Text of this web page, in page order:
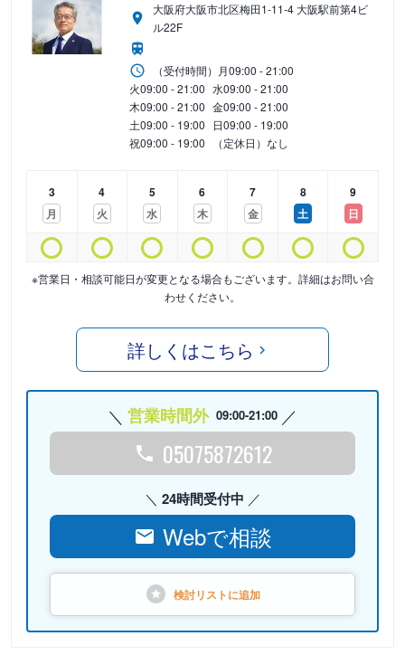
大阪府大阪市北区梅田1-11-4 大阪駅前第4ビ
ル22F
（受付時間） 月09:00 - 21:00
火09:00 - 21:00 水09:00 - 21:00
木09:00 - 21:00 金09:00 - 21:00
土09:00 - 19:00 日09:00 - 19:00
祝09:00 - 19:00 （定休日）なし
3
月
4
火
5
水
6
木
7
金
8
土
9
日
※営業日・相談可能日が変更となる場合もございます。詳細はお問い合
わせください。
詳しくはこちら
営業時間外 09:00-21:00
05075872612
24時間受付中
Webで相談
検討リストに追加